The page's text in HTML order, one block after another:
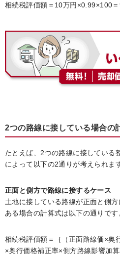
相続税評価額＝10万円×0.99×100
2つの路線に接している場合の
たとえば、2つの路線に接している
によって以下の2通りが考えられま
正面と側方で路線に接するケース
土地に接している路線が正面と側
ある場合の計算式は以下の通りです
相続税評価額＝｛（正面路線価×奥
×奥行価格補正率×側方路線影響加